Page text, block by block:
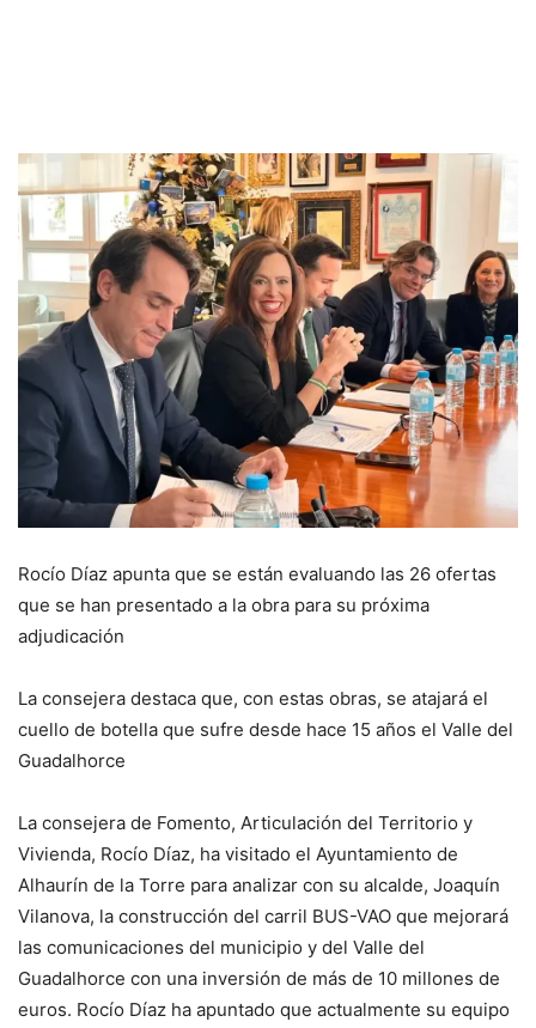
Rocío Díaz apunta que se están evaluando las 26 ofertas
que se han presentado a la obra para su próxima
adjudicación
La consejera destaca que, con estas obras, se atajará el
cuello de botella que sufre desde hace 15 años el Valle del
Guadalhorce
La consejera de Fomento, Articulación del Territorio y
Vivienda, Rocío Díaz, ha visitado el Ayuntamiento de
Alhaurín de la Torre para analizar con su alcalde, Joaquín
Vilanova, la construcción del carril BUS-VAO que mejorará
las comunicaciones del municipio y del Valle del
Guadalhorce con una inversión de más de 10 millones de
euros. Rocío Díaz ha apuntado que actualmente su equipo